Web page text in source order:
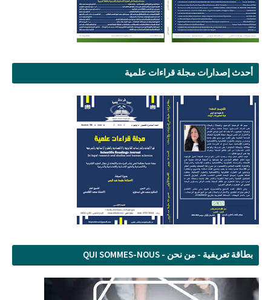
أحدث إصدارات مجلة قراءات علمية
بطاقة تعريفية - من نحن - QUI SOMMES-NOUS